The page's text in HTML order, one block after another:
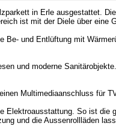
in Erle ausgestattet.
ist mit der Diele über eine
Be- und Entlüftung mit
und moderne
Multimediaanschluss für
Elektroausstattung. So ist
und die Aussenrollläden